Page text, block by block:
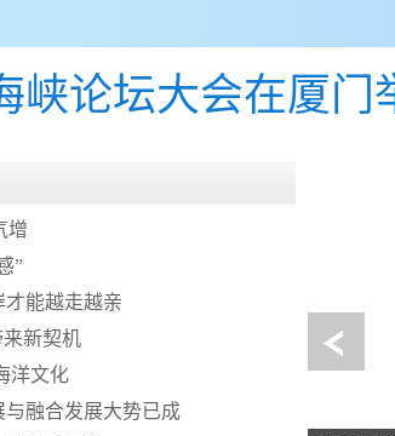
峡论坛大会在厦门
增
”
能越走越亲
来新契机
洋文化
融合发展大势已成